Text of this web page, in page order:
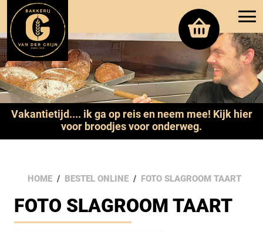
Vakantietijd.... ik ga op reis en neem mee! Kijk hier
voor broodjes voor onderweg.
HOME BESTEL ONLINE FOTO SLAGROOM TAART
FOTO SLAGROOM TAART